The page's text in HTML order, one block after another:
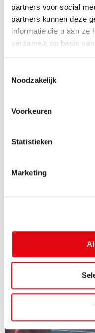
partners voor social
partners kunnen deze
informatie die u aan ze
verzameld op basis
Noodzakelijk
Voorkeuren
Statistieken
Marketing
Op 8 juli 2022 zakt de
groten getale af naar
afstand van 201 km die
Smart Door Factory
Onderweg
carbon